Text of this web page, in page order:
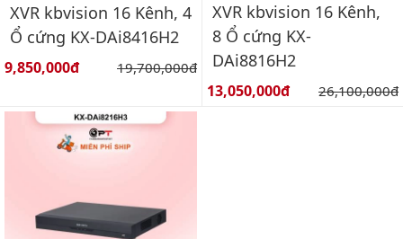
XVR kbvision 16 Kênh, 4
Ổ cứng KX-DAi8416H2
Giá bán:
9,850,000đ Giá gốc:
19,700,000đ
XVR kbvision 16 Kênh,
8 Ổ cứng KX-
DAi8816H2
Giá bán:
13,050,000đ Giá gốc:
26,100,000đ